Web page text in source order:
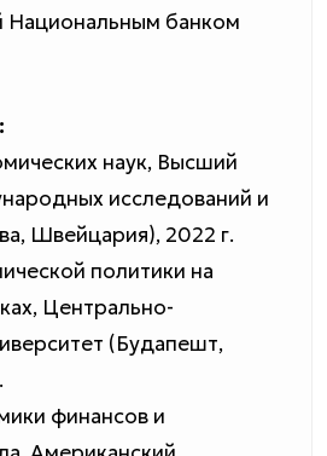
Национальным банком
наук, Высший
исследований и
Швейцария), 2022 г.
политики на
Центрально-
(Будапешт,
финансов и